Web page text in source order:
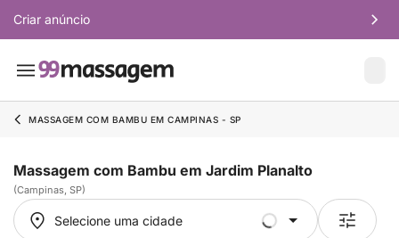
Criar anúncio
MASSAGEM COM BAMBU EM CAMPINAS - SP
Massagem com Bambu em Jardim Planalto
(Campinas, SP)
Selecione uma cidade
Selecione uma cidade